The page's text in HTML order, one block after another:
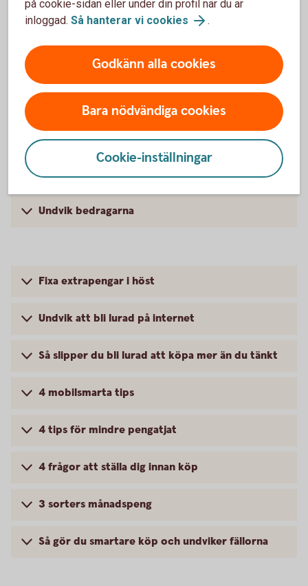
3 tips för att minska matsvinnet
Så får du veckopeng - 4 bra argument
3 tips för att få pengapejl
Spara – 5 bästa tipsen
Undvik bedragarna
Fixa extrapengar i höst
Undvik att bli lurad på internet
Så slipper du bli lurad att köpa mer än du tänkt
4 mobilsmarta tips
4 tips för mindre pengatjat
4 frågor att ställa dig innan köp
3 sorters månadspeng
Så gör du smartare köp och undviker fällorna
på cookie-sidan eller under din profil när du är
inloggad. Så hanterar vi cookies .
Godkänn alla cookies
Bara nödvändiga cookies
Cookie-inställningar